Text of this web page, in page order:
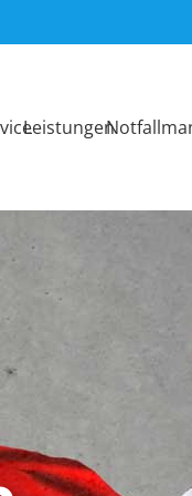
Leistungen